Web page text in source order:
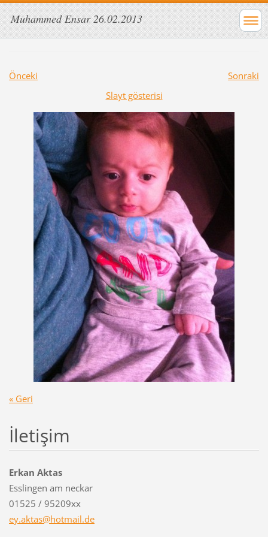
Muhammed Ensar 26.02.2013
Önceki
Sonraki
Slayt gösterisi
« Geri
İletişim
Erkan Aktas
Esslingen am neckar
01525 / 95209xx
ey.aktas@hotmail.de